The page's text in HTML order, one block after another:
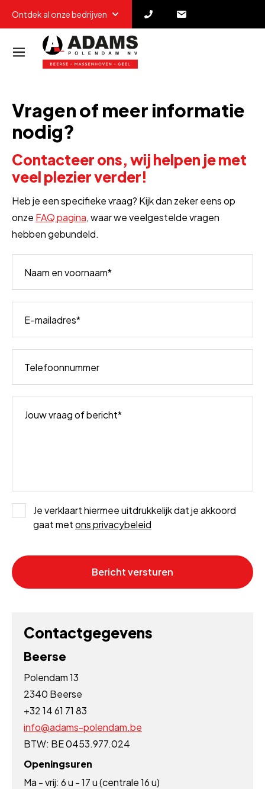
Ontdek al onze bedrijven
Vragen of meer informatie
nodig?
Contacteer ons, wij helpen je met
veel plezier verder!
Heb je een specifieke vraag? Kijk dan zeker eens op
onze FAQ pagina, waar we veelgestelde vragen
hebben gebundeld.
Naam en voornaam
E-mailadres
Telefoonnummer
Jouw vraag of bericht
Je verklaart hiermee uitdrukkelijk dat je akkoord
gaat metons privacybeleid
Bericht versturen
Contactgegevens
Beerse
Polendam 13
2340 Beerse
+32 14 61 71 83
info@adams-polendam.be
BTW: BE 0453.977.024
Openingsuren
Ma - vrij: 6 u - 17 u (centrale 16 u)